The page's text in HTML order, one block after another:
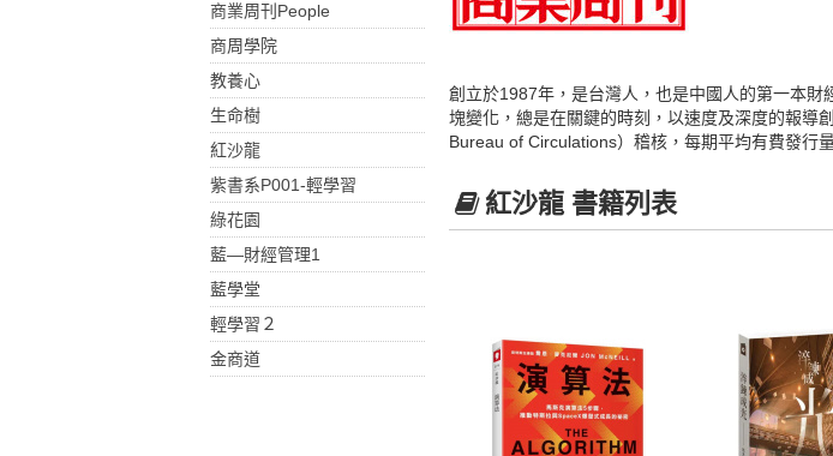
商業周刊People
商周學院
教養心
生命樹
紅沙龍
紫書系P001-輕學習
綠花園
藍—財經管理1
藍學堂
輕學習２
金商道
創立於1987年，是台灣人，也是中國人的第一本
塊變化，總是在關鍵的時刻，以速度及深度的報導
Bureau of Circulations）稽核，每期平均有費發行
紅沙龍 書籍列表